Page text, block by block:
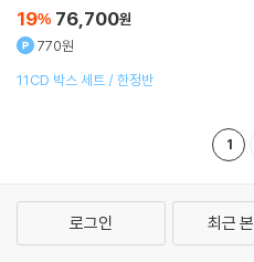
19% 76,700원
770원
11CD 박스 세트 / 한정반
1
로그인 최근